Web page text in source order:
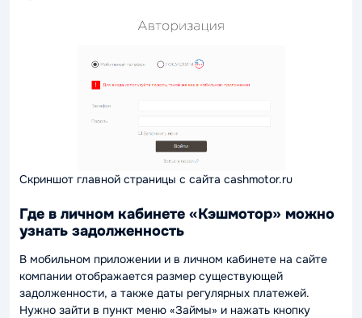
Скриншот главной страницы с сайта cashmotor.ru
Где в личном кабинете «Кэшмотор» можно
узнать задолженность
В мобильном приложении и в личном кабинете на сайте
компании отображается размер существующей
задолженности, а также даты регулярных платежей.
Нужно зайти в пункт меню «Займы» и нажать кнопку